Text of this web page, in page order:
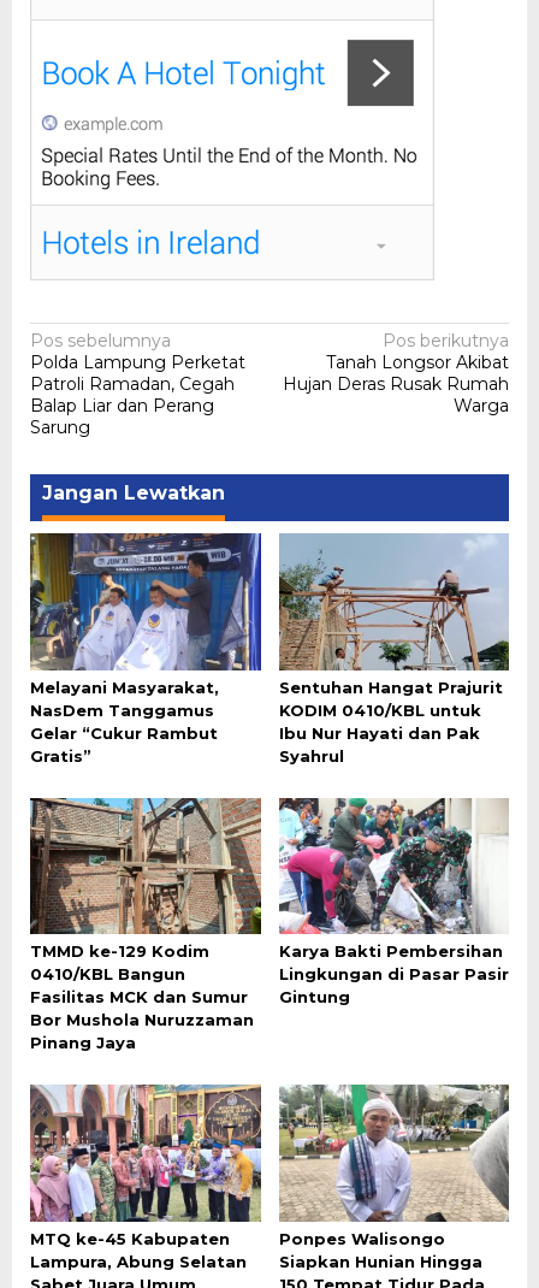
Navigasi
pos
Pos sebelumnya
Polda Lampung Perketat
Patroli Ramadan, Cegah
Balap Liar dan Perang
Sarung
Pos berikutnya
Tanah Longsor Akibat
Hujan Deras Rusak Rumah
Warga
Jangan Lewatkan
Melayani Masyarakat,
NasDem Tanggamus
Gelar “Cukur Rambut
Gratis”
Sentuhan Hangat Prajurit
KODIM 0410/KBL untuk
Ibu Nur Hayati dan Pak
Syahrul
TMMD ke-129 Kodim
0410/KBL Bangun
Fasilitas MCK dan Sumur
Bor Mushola Nuruzzaman
Pinang Jaya
Karya Bakti Pembersihan
Lingkungan di Pasar Pasir
Gintung
MTQ ke-45 Kabupaten
Lampura, Abung Selatan
Ponpes Walisongo
Siapkan Hunian Hingga